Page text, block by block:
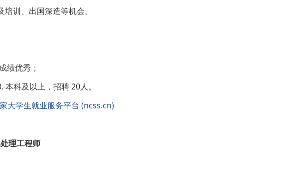
训、出国深造等机会。
绩优秀；
科及以上，招聘 20人。
大学生就业服务平台 (ncss.cn)
理工程师